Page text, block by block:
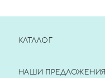
КАТАЛОГ
НАШИ ПРЕДЛОЖЕНИЯ